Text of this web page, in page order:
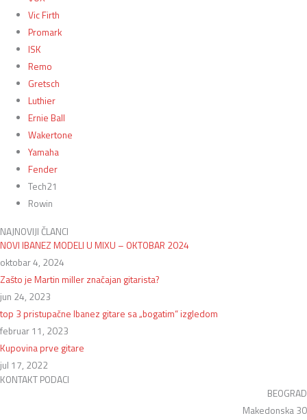
Vic Firth
Promark
ISK
Remo
Gretsch
Luthier
Ernie Ball
Wakertone
Yamaha
Fender
Tech21
Rowin
NAJNOVIJI ČLANCI
NOVI IBANEZ MODELI U MIXU – OKTOBAR 2024
oktobar 4, 2024
Zašto je Martin miller značajan gitarista?
jun 24, 2023
top 3 pristupačne Ibanez gitare sa „bogatim“ izgledom
februar 11, 2023
Kupovina prve gitare
jul 17, 2022
KONTAKT PODACI
BEOGRAD
Makedonska 30